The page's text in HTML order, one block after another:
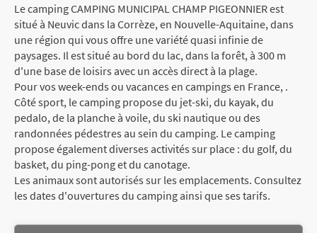
Le camping CAMPING MUNICIPAL CHAMP PIGEONNIER est
situé à Neuvic dans la Corrèze, en Nouvelle-Aquitaine, dans
une région qui vous offre une variété quasi infinie de
paysages. Il est situé au bord du lac, dans la forêt, à 300 m
d'une base de loisirs avec un accès direct à la plage.
Pour vos week-ends ou vacances en campings en France, .
Côté sport, le camping propose du jet-ski, du kayak, du
pedalo, de la planche à voile, du ski nautique ou des
randonnées pédestres au sein du camping. Le camping
propose également diverses activités sur place : du golf, du
basket, du ping-pong et du canotage.
Les animaux sont autorisés sur les emplacements. Consultez
les dates d'ouvertures du camping ainsi que ses tarifs.